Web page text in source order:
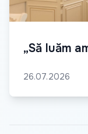
„Să luăm
26.07.2026